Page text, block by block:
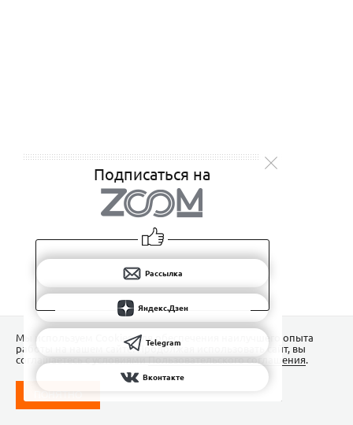
Подписаться на
Рассылка
Яндекс.Дзен
Telegram
Вконтакте
Мы используем Сookies для обеспечения наилучшего опыта
работы на нашем сайте. Продолжая использовать сайт, вы
соглашаетесь с условиямиПользовательского соглашения.
ПОНЯТНО